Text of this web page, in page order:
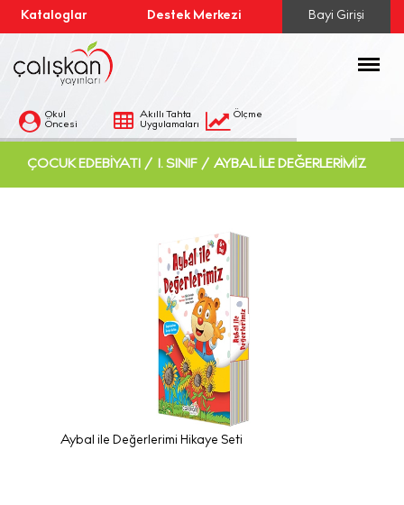
Kataloglar Destek Merkezi Bayi Girişi
Okul
Öncesi
Akıllı Tahta
Uygulamaları
Ölçme
Menü
ÇOCUK EDEBIYATI / 1. SINIF / AYBAL ILE DEĞERLERIMIZ
Aybal ile Değerlerimi Hikaye Seti